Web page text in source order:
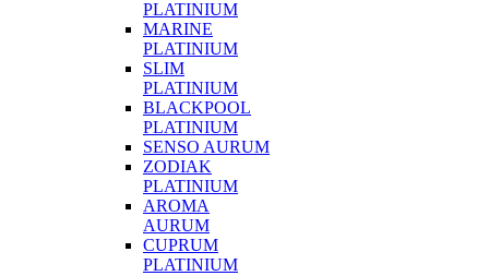
PLATINIUM
MARINE
PLATINIUM
SLIM
PLATINIUM
BLACKPOOL
PLATINIUM
SENSO AURUM
ZODIAK
PLATINIUM
AROMA
AURUM
CUPRUM
PLATINIUM